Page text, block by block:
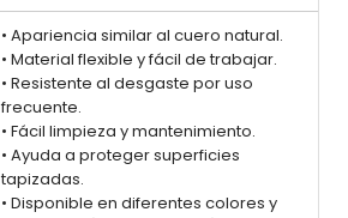
• Apariencia similar al cuero natural.
• Material flexible y fácil de trabajar.
• Resistente al desgaste por uso
frecuente.
• Fácil limpieza y mantenimiento.
• Ayuda a proteger superficies
tapizadas.
• Disponible en diferentes colores y